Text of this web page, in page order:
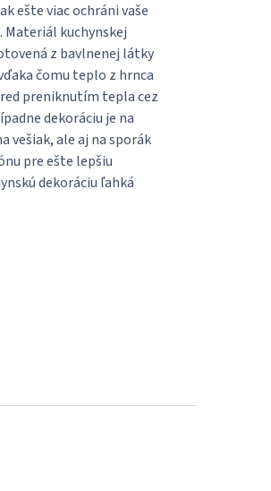
ešte viac ochráni vaše
Materiál kuchynskej
z bavlnenej látky
čomu teplo z hrnca
preniknutím tepla cez
dekoráciu je na
vešiak, ale aj na sporák
pre ešte lepšiu
dekoráciu ľahká